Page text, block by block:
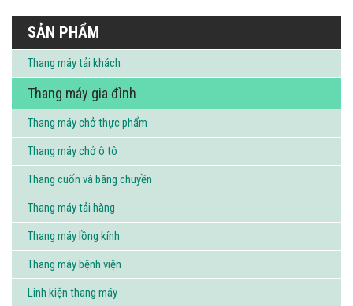
SẢN PHẨM
Thang máy tải khách
Thang máy gia đình
Thang máy chở thực phẩm
Thang máy chở ô tô
Thang cuốn và băng chuyền
Thang máy tải hàng
Thang máy lồng kính
Thang máy bệnh viện
Linh kiện thang máy